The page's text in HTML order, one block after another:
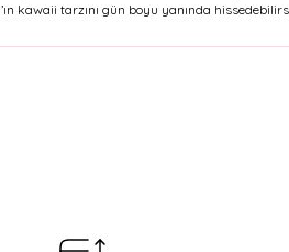
kawaii tarzını gün boyu yanında